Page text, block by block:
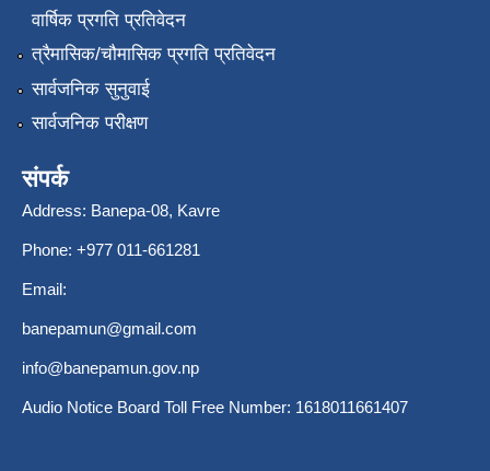
वार्षिक प्रगति प्रतिवेदन
त्रैमासिक/चौमासिक प्रगति प्रतिवेदन
सार्वजनिक सुनुवाई
सार्वजनिक परीक्षण
संपर्क
Address: Banepa-08, Kavre
Phone: +977 011-661281
Email:
banepamun@gmail.com
info@banepamun.gov.np
Audio Notice Board Toll Free Number: 1618011661407